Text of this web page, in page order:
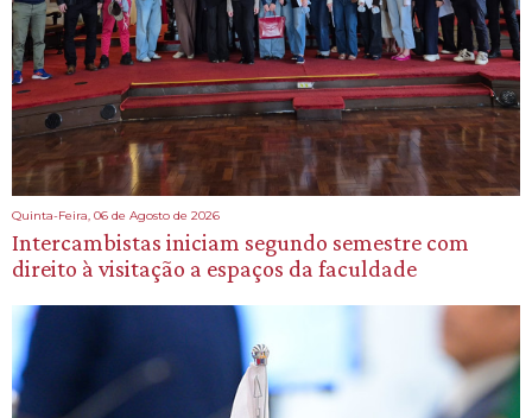
Quinta-Feira, 06 de Agosto de 2026
Intercambistas iniciam segundo semestre com
direito à visitação a espaços da faculdade